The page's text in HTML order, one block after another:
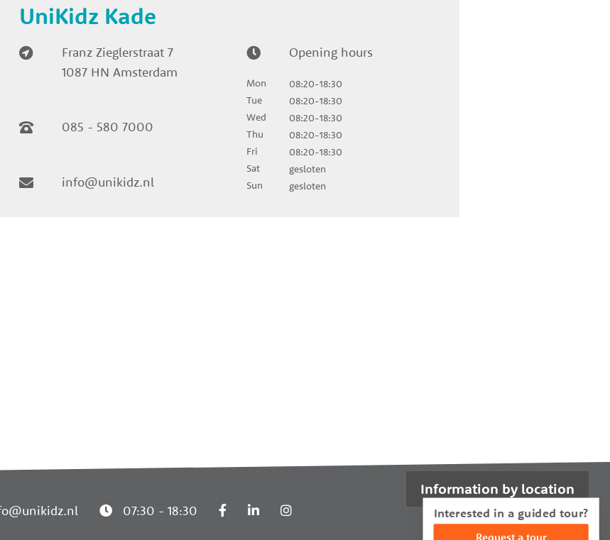
UniKidz Kade
Franz Zieglerstraat 7
1087 HN Amsterdam
085 - 580 7000
info@unikidz.nl
Opening hours
Mon
08:20-18:30
Tue
08:20-18:30
Wed
08:20-18:30
Thu
08:20-18:30
Fri
08:20-18:30
Sat
gesloten
Sun
gesloten
07:30 - 18:30
Information by location
Interested in a guided tour?
Request a tour